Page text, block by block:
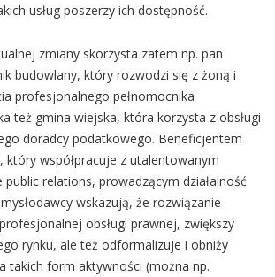
usług poszerzy ich dostępność.
zmiany skorzysta zatem np. pan
budowlany, który rozwodzi się z żoną i
profesjonalnego pełnomocnika
też gmina wiejska, która korzysta z obsługi
doradcy podatkowego. Beneficjentem
który współpracuje z utalentowanym
relations, prowadzącym działalność
wskazują, że rozwiązanie
obsługi prawnej, zwiększy
rynku, ale też odformalizuje i obniży
takich form aktywności (można np.